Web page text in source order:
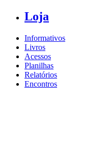
Loja
Informativos
Livros
Acessos
Planilhas
Relatórios
Encontros